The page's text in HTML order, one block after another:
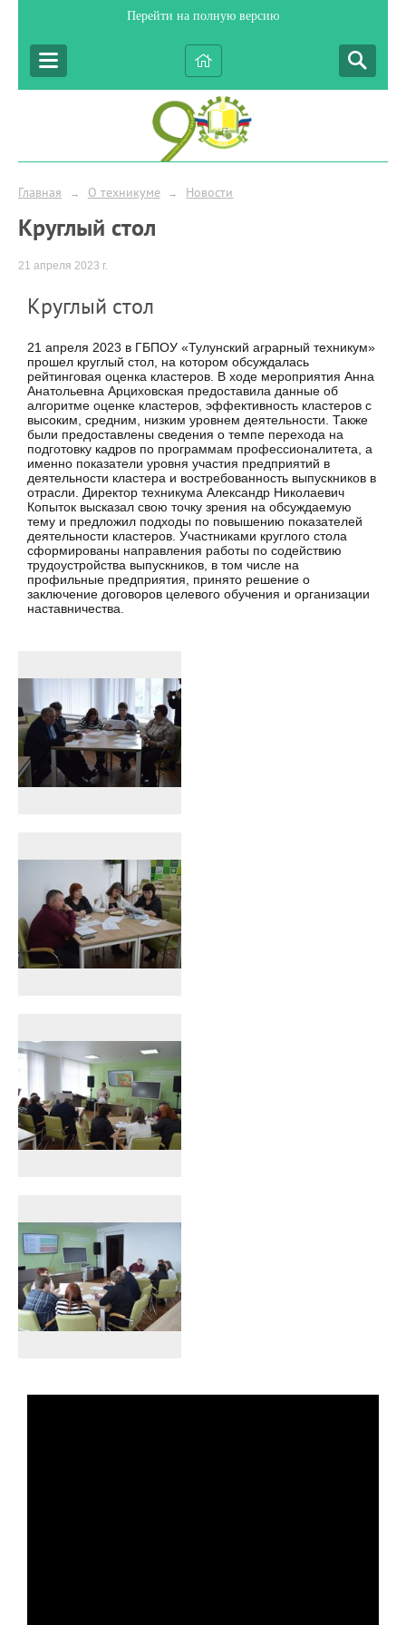
Перейти на полную версию
Главная → О техникуме → Новости
Круглый стол
21 апреля 2023 г.
Круглый стол
21 апреля 2023 в ГБПОУ «Тулунский аграрный техникум»
прошел круглый стол, на котором обсуждалась
рейтинговая оценка кластеров. В ходе мероприятия Анна
Анатольевна Арциховская предоставила данные об
алгоритме оценке кластеров, эффективность кластеров с
высоким, средним, низким уровнем деятельности. Также
были предоставлены сведения о темпе перехода на
подготовку кадров по программам профессионалитета, а
именно показатели уровня участия предприятий в
деятельности кластера и востребованность выпускников в
отрасли. Директор техникума Александр Николаевич
Копыток высказал свою точку зрения на обсуждаемую
тему и предложил подходы по повышению показателей
деятельности кластеров. Участниками круглого стола
сформированы направления работы по содействию
трудоустройства выпускников, в том числе на
профильные предприятия, принято решение о
заключение договоров целевого обучения и организации
наставничества.